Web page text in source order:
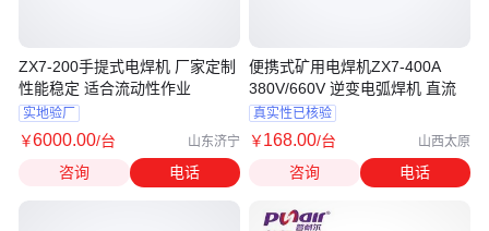
ZX7-200手提式电焊机 厂家定制
性能稳定 适合流动性作业
实地验厂
￥6000.00/台 山东济宁
咨询 电话
便携式矿用电焊机ZX7-400A
380V/660V 逆变电弧焊机 直流
真实性已核验
￥168.00/台 山西太原
咨询 电话